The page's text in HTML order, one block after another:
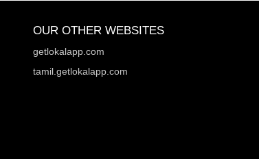
OUR OTHER WEBSITES
getlokalapp.com
tamil.getlokalapp.com